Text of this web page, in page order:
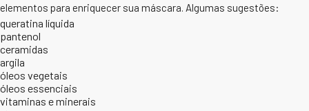
elementos para enriquecer sua máscara. Algumas sugestões:
queratina líquida
pantenol
ceramidas
argila
óleos vegetais
óleos essenciais
vitaminas e minerais